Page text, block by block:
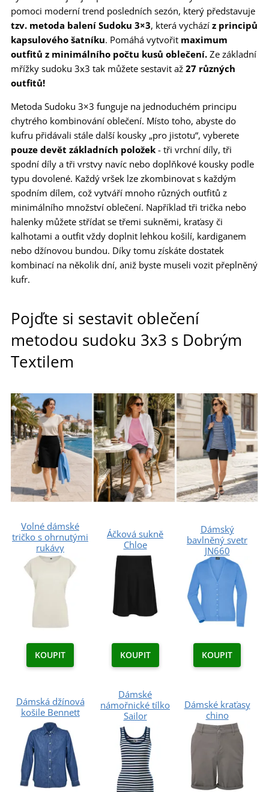
pomoci moderní trend posledních sezón, který představuje
tzv. metoda balení Sudoku 3×3, která vychází z principů
kapsulového šatníku. Pomáhá vytvořit maximum
outfitů z minimálního počtu kusů oblečení. Ze základní
mřížky sudoku 3x3 tak můžete sestavit až 27 různých
outfitů!
Metoda Sudoku 3×3 funguje na jednoduchém principu
chytrého kombinování oblečení. Místo toho, abyste do
kufru přidávali stále další kousky „pro jistotu“, vyberete
pouze devět základních položek - tři vrchní díly, tři
spodní díly a tři vrstvy navíc nebo doplňkové kousky podle
typu dovolené. Každý vršek lze zkombinovat s každým
spodním dílem, což vytváří mnoho různých outfitů z
minimálního množství oblečení. Například tři trička nebo
halenky můžete střídat se třemi sukněmi, kraťasy či
kalhotami a outfit vždy doplnit lehkou košilí, kardiganem
nebo džínovou bundou. Díky tomu získáte dostatek
kombinací na několik dní, aniž byste museli vozit přeplněný
kufr.
Pojďte si sestavit oblečení
metodou sudoku 3x3 s Dobrým
Textilem
Volné dámské
tričko s ohrnutými
rukávy
Áčková sukně
Chloe
Dámský
bavlněný svetr
JN660
KOUPIT KOUPIT KOUPIT
Dámská džínová
košile Bennett
Dámské
námořnické tílko
Sailor
Dámské kraťasy
chino